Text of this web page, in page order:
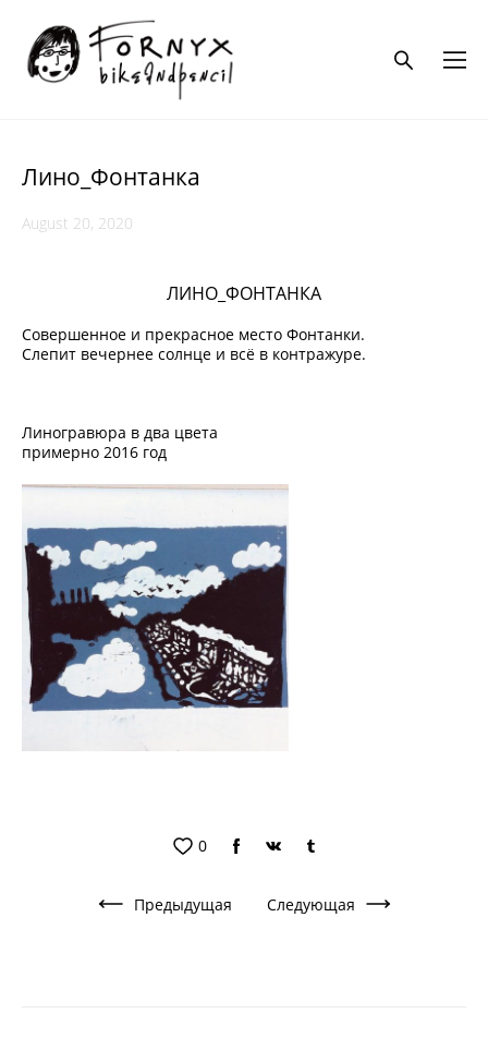
Лино_Фонтанка
August 20, 2020
ЛИНО_ФОНТАНКА
Совершенное и прекрасное место Фонтанки.
Слепит вечернее солнце и всё в контражуре.
Линогравюра в два цвета
примерно 2016 год
0
Предыдущая Следующая